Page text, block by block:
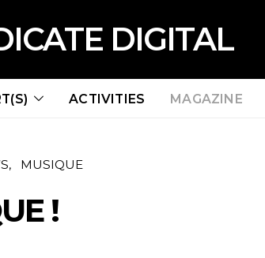
DIGITAL
ACTIVITIES MAGAZINE
MUSIQUE
!